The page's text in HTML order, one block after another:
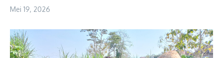
Mei 19, 2026